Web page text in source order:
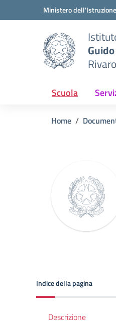
Vai ai contenuti
Vai al menu di navigazione
Ministero dell'Istruzione
Scuola
Home
Indice della pagina
Descrizione